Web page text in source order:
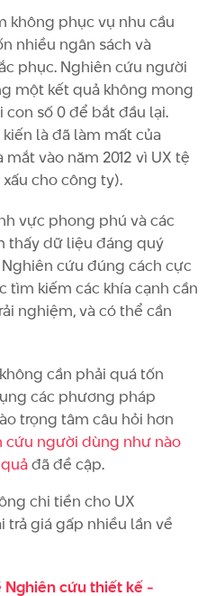
không phục vụ nhu cầu
nhiều ngân sách và
phục. Nghiên cứu người
một kết quả không mong
số 0 để bắt đầu lại.
là đã làm mất của
vào năm 2012 vì UX tệ
cho công ty).
vực phong phú và các
thấy dữ liệu đáng quý
cứu đúng cách cực
tìm kiếm các khía cạnh cần
nghiệm, và có thể cần
cần phải quá tốn
các phương pháp
trọng tâm câu hỏi hơn
cứu người dùng như nào
đã đề cập.
chi tiền cho UX
trả giá gấp nhiều lần về
Nghiên cứu thiết kế -